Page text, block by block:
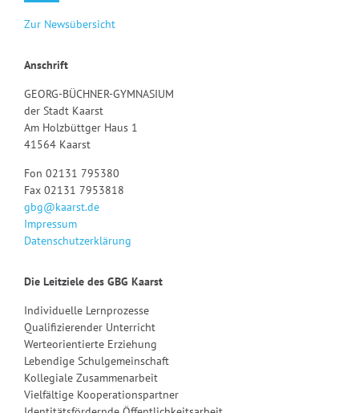
Zur Newsübersicht
Anschrift
GEORG-BÜCHNER-GYMNASIUM
der Stadt Kaarst
Am Holzbüttger Haus 1
41564 Kaarst
Fon 02131 795380
Fax 02131 7953818
gbg@kaarst.de
Impressum
Datenschutzerklärung
Die Leitziele des GBG Kaarst
Individuelle Lernprozesse
Qualifizierender Unterricht
Werteorientierte Erziehung
Lebendige Schulgemeinschaft
Kollegiale Zusammenarbeit
Vielfältige Kooperationspartner